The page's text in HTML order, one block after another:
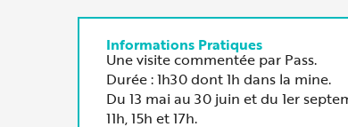
Une visite commentée par Pass.
Durée : 1h30 dont 1h dans la mine.
Du 13 mai au 30 juin et du 1er
11h, 15h et 17h.